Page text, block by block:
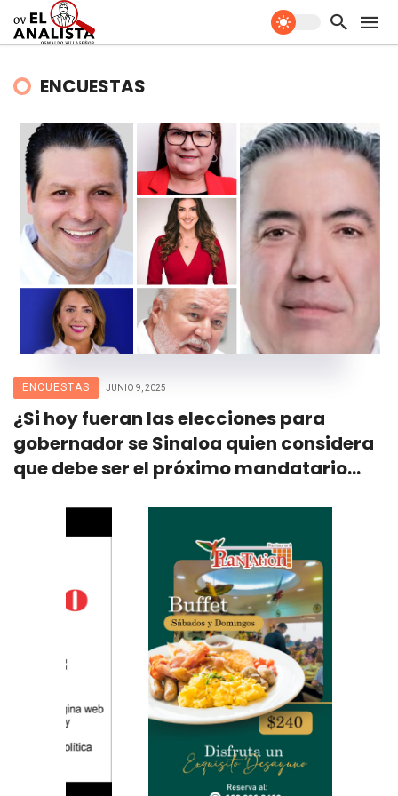
ENCUESTAS
ENCUESTAS JUNIO 9, 2025
¿Si hoy fueran las elecciones para
gobernador se Sinaloa quien considera
que debe ser el próximo mandatario